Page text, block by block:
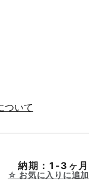
ついて
納期：1-3ヶ月
お気に入りに追加